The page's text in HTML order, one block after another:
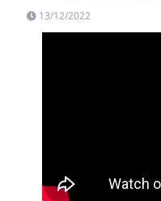
13/12/2022